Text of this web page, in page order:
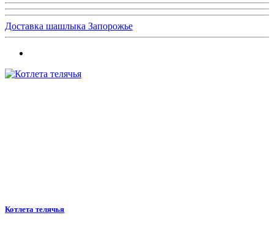
Доставка шашлыка Запорожье
Котлета телячья